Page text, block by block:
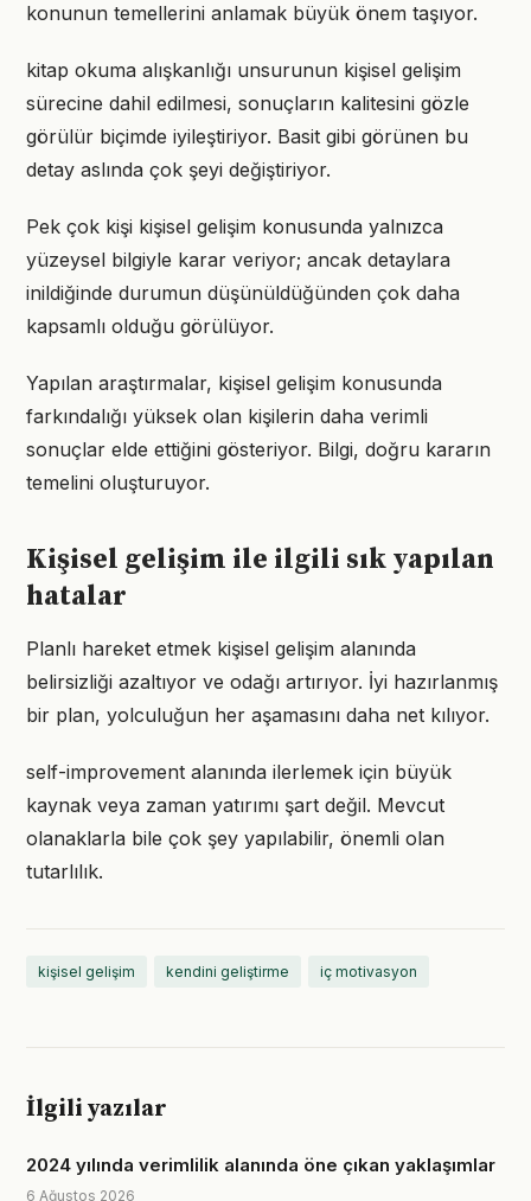
konunun temellerini anlamak büyük önem taşıyor.
kitap okuma alışkanlığı unsurunun kişisel gelişim
sürecine dahil edilmesi, sonuçların kalitesini gözle
görülür biçimde iyileştiriyor. Basit gibi görünen bu
detay aslında çok şeyi değiştiriyor.
Pek çok kişi kişisel gelişim konusunda yalnızca
yüzeysel bilgiyle karar veriyor; ancak detaylara
inildiğinde durumun düşünüldüğünden çok daha
kapsamlı olduğu görülüyor.
Yapılan araştırmalar, kişisel gelişim konusunda
farkındalığı yüksek olan kişilerin daha verimli
sonuçlar elde ettiğini gösteriyor. Bilgi, doğru kararın
temelini oluşturuyor.
Kişisel gelişim ile ilgili sık yapılan
hatalar
Planlı hareket etmek kişisel gelişim alanında
belirsizliği azaltıyor ve odağı artırıyor. İyi hazırlanmış
bir plan, yolculuğun her aşamasını daha net kılıyor.
self-improvement alanında ilerlemek için büyük
kaynak veya zaman yatırımı şart değil. Mevcut
olanaklarla bile çok şey yapılabilir, önemli olan
tutarlılık.
kişisel gelişim kendini geliştirme iç motivasyon
İlgili yazılar
2024 yılında verimlilik alanında öne çıkan yaklaşımlar
6 Ağustos 2026